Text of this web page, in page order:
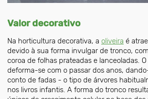
Valor decorativo
Na horticultura decorativa, a oliveira é
devido à sua forma invulgar de tronco,
coroa de folhas prateadas e lanceoladas.
deforma-se com o passar dos anos,
conto de fadas - o tipo de árvores
nos livros infantis. A forma do tronco